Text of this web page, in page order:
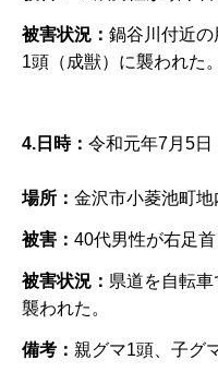
被害状況： 鍋谷川付近
1頭（成獣）に襲われた。
4.日時： 令和元年7月5
場所： 金沢市小菱池町地
被害： 40代男性が右足
被害状況： 県道を自転
襲われた。
備考： 親グマ1頭、子グ